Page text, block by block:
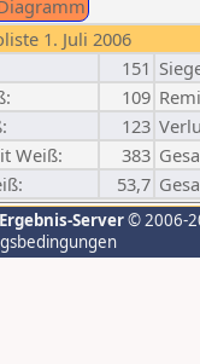
1. Juli 2006
151
109
123
Weiß:
383
53,7
Server© 2006-